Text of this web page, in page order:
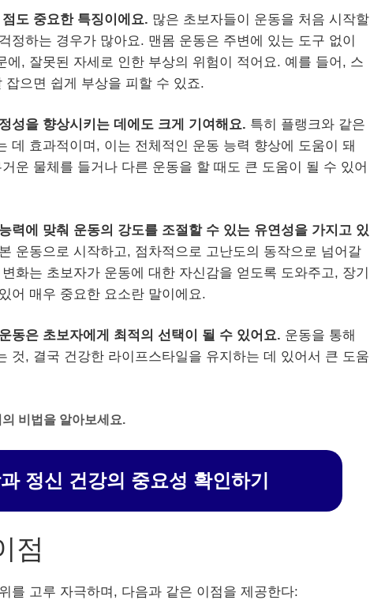
도 중요한 특징이에요. 많은 초보자들이 운동을 처음 시작할
정하는 경우가 많아요. 맨몸 운동은 주변에 있는 도구 없이
에, 잘못된 자세로 인한 부상의 위험이 적어요. 예를 들어, 스
으면 쉽게 부상을 피할 수 있죠.
성을 향상시키는 데에도 크게 기여해요. 특히 플랭크와 같은
데 효과적이며, 이는 전체적인 운동 능력 향상에 도움이 돼
운 물체를 들거나 다른 운동을 할 때도 큰 도움이 될 수 있어
력에 맞춰 운동의 강도를 조절할 수 있는 유연성을 가지고 있
운동으로 시작하고, 점차적으로 고난도의 동작으로 넘어갈
화는 초보자가 운동에 대한 자신감을 얻도록 도와주고, 장기
어 매우 중요한 요소란 말이에요.
동은 초보자에게 최적의 선택이 될 수 있어요. 운동을 통해
것, 결국 건강한 라이프스타일을 유지하는 데 있어서 큰 도움
비법을 알아보세요.
정신 건강의 중요성 확인하기
점
를 고루 자극하며, 다음과 같은 이점을 제공한다: